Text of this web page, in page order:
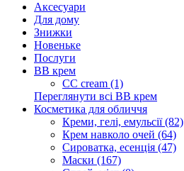
Аксесуари
Для дому
Знижки
Новеньке
Послуги
BB крем
CC cream (1)
Переглянути всі BB крем
Косметика для обличчя
Креми, гелі, емульсії (82)
Крем навколо очей (64)
Сироватка, есенція (47)
Маски (167)